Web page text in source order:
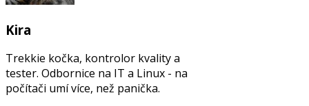
Kira
Trekkie kočka, kontrolor kvality a
tester. Odbornice na IT a Linux - na
počítači umí více, než panička.